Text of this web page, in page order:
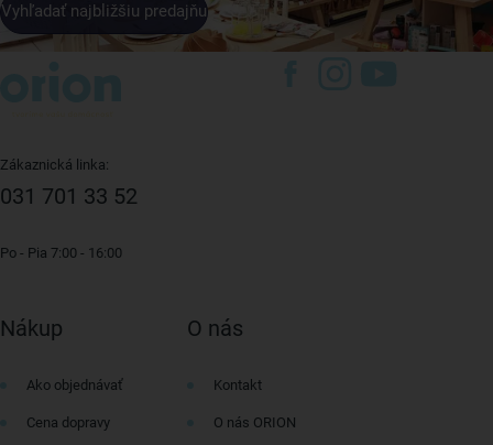
Vyhľadať najbližšiu predajňu
Zákaznická linka:
031 701 33 52
Po - Pia 7:00 - 16:00
Nákup
Ako objednávať
Cena dopravy
O nás
Kontakt
O nás ORION